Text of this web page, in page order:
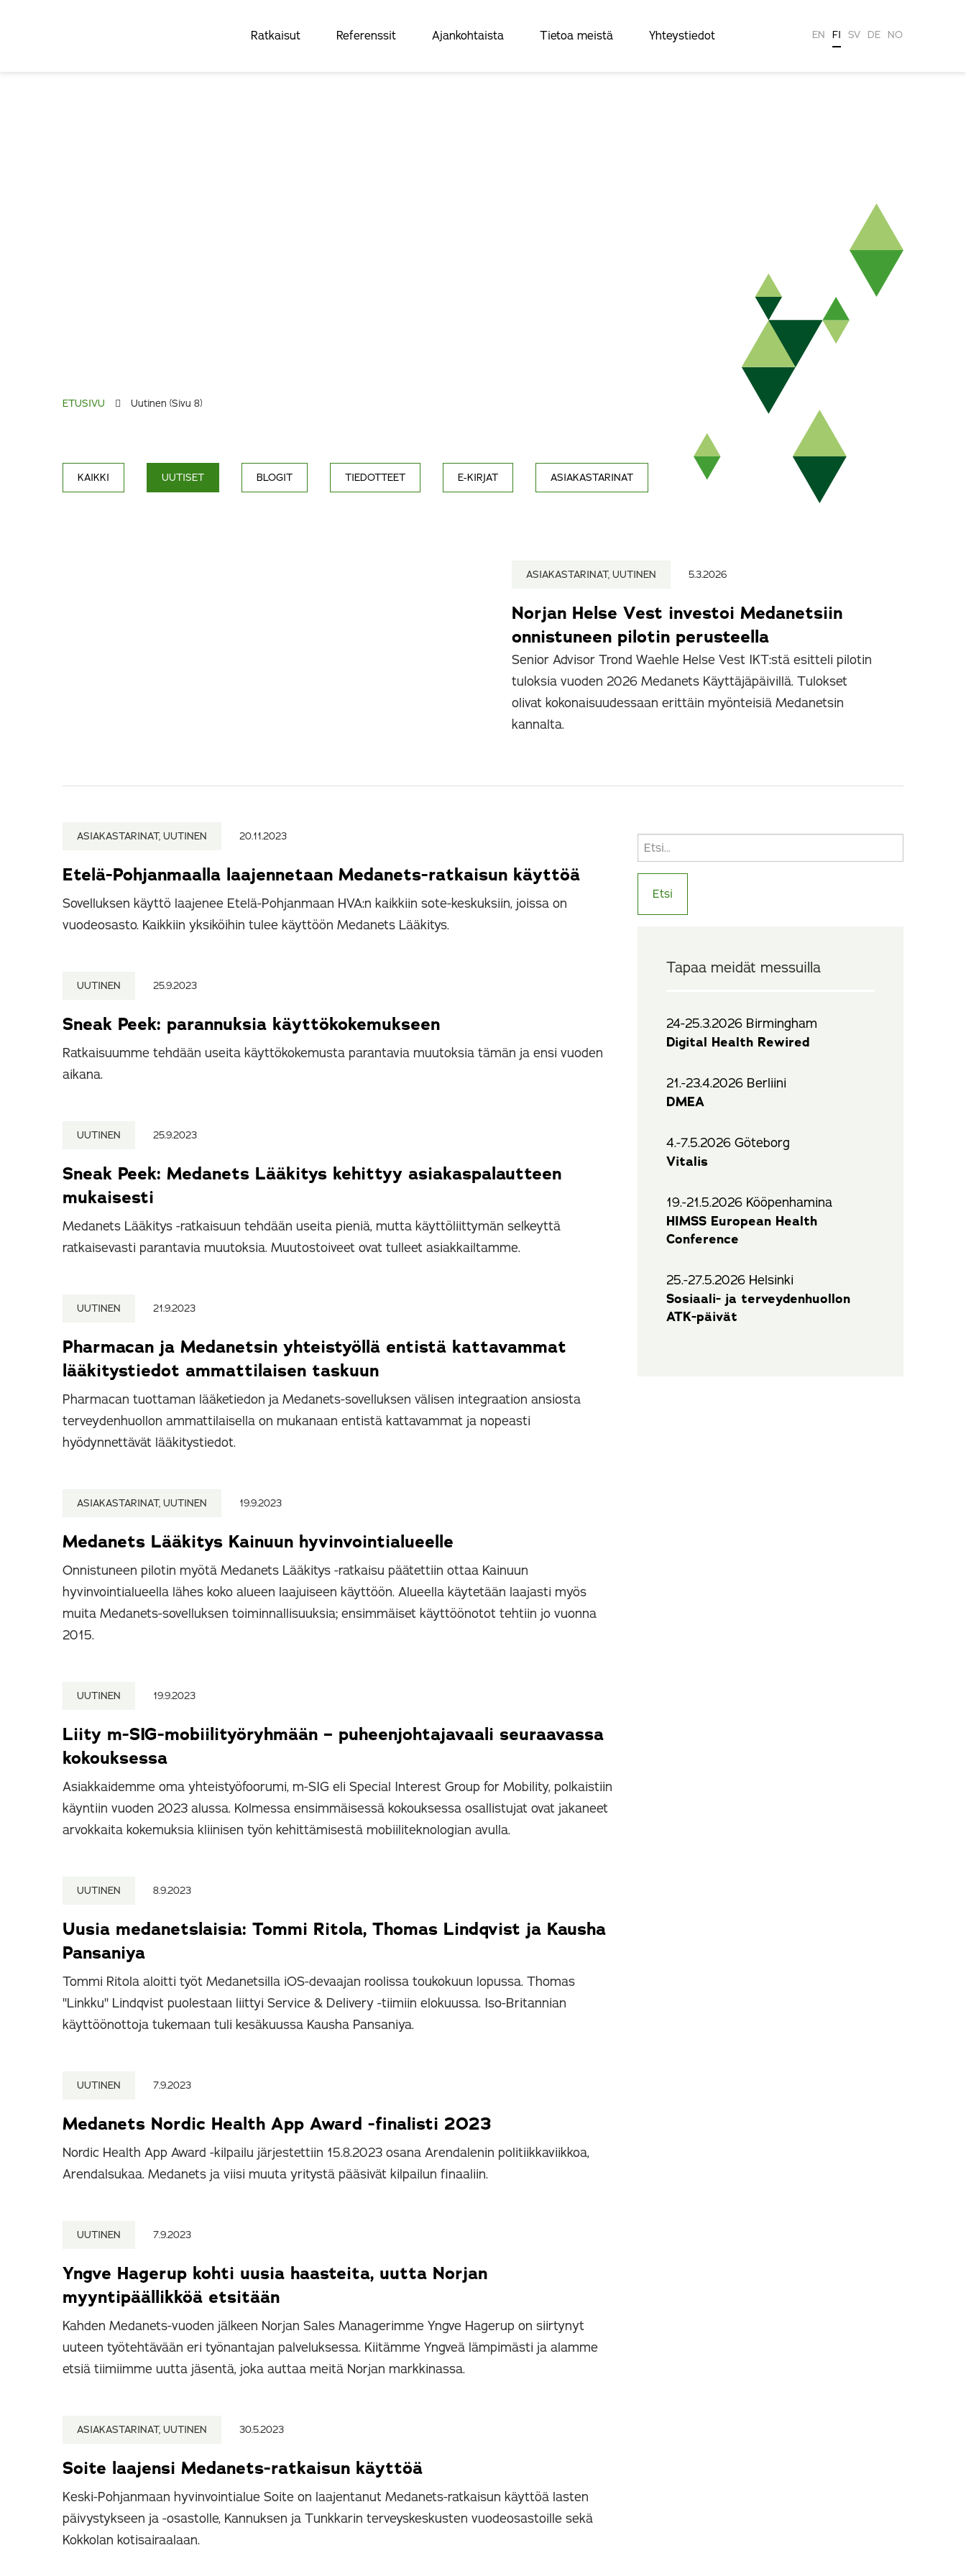
Ratkaisut Referenssit Ajankohtaista Tietoa meistä Yhteystiedot EN FI SV DE NO
ETUSIVU Uutinen (Sivu 8)
KAIKKI UUTISET BLOGIT TIEDOTTEET E-KIRJAT ASIAKASTARINAT
ASIAKASTARINAT, UUTINEN 5.3.2026
Norjan Helse Vest investoi Medanetsiin
onnistuneen pilotin perusteella
Senior Advisor Trond Waehle Helse Vest IKT:stä esitteli pilotin
tuloksia vuoden 2026 Medanets Käyttäjäpäivillä. Tulokset
olivat kokonaisuudessaan erittäin myönteisiä Medanetsin
kannalta.
ASIAKASTARINAT, UUTINEN 20.11.2023
Etelä-Pohjanmaalla laajennetaan Medanets-ratkaisun käyttöä
Sovelluksen käyttö laajenee Etelä-Pohjanmaan HVA:n kaikkiin sote-keskuksiin, joissa on
vuodeosasto. Kaikkiin yksiköihin tulee käyttöön Medanets Lääkitys.
UUTINEN 25.9.2023
Sneak Peek: parannuksia käyttökokemukseen
Ratkaisuumme tehdään useita käyttökokemusta parantavia muutoksia tämän ja ensi vuoden
aikana.
UUTINEN 25.9.2023
Sneak Peek: Medanets Lääkitys kehittyy asiakaspalautteen
mukaisesti
Medanets Lääkitys -ratkaisuun tehdään useita pieniä, mutta käyttöliittymän selkeyttä
ratkaisevasti parantavia muutoksia. Muutostoiveet ovat tulleet asiakkailtamme.
UUTINEN 21.9.2023
Pharmacan ja Medanetsin yhteistyöllä entistä kattavammat
lääkitystiedot ammattilaisen taskuun
Pharmacan tuottaman lääketiedon ja Medanets-sovelluksen välisen integraation ansiosta
terveydenhuollon ammattilaisella on mukanaan entistä kattavammat ja nopeasti
hyödynnettävät lääkitystiedot.
ASIAKASTARINAT, UUTINEN 19.9.2023
Medanets Lääkitys Kainuun hyvinvointialueelle
Onnistuneen pilotin myötä Medanets Lääkitys -ratkaisu päätettiin ottaa Kainuun
hyvinvointialueella lähes koko alueen laajuiseen käyttöön. Alueella käytetään laajasti myös
muita Medanets-sovelluksen toiminnallisuuksia; ensimmäiset käyttöönotot tehtiin jo vuonna
2015.
UUTINEN 19.9.2023
Liity m-SIG-mobiilityöryhmään – puheenjohtajavaali seuraavassa
kokouksessa
Asiakkaidemme oma yhteistyöfoorumi, m-SIG eli Special Interest Group for Mobility, polkaistiin
käyntiin vuoden 2023 alussa. Kolmessa ensimmäisessä kokouksessa osallistujat ovat jakaneet
arvokkaita kokemuksia kliinisen työn kehittämisestä mobiiliteknologian avulla.
UUTINEN 8.9.2023
Uusia medanetslaisia: Tommi Ritola, Thomas Lindqvist ja Kausha
Pansaniya
Tommi Ritola aloitti työt Medanetsilla iOS-devaajan roolissa toukokuun lopussa. Thomas
"Linkku" Lindqvist puolestaan liittyi Service & Delivery -tiimiin elokuussa. Iso-Britannian
käyttöönottoja tukemaan tuli kesäkuussa Kausha Pansaniya.
UUTINEN 7.9.2023
Medanets Nordic Health App Award -finalisti 2023
Nordic Health App Award -kilpailu järjestettiin 15.8.2023 osana Arendalenin politiikkaviikkoa,
Arendalsukaa. Medanets ja viisi muuta yritystä pääsivät kilpailun finaaliin.
UUTINEN 7.9.2023
Yngve Hagerup kohti uusia haasteita, uutta Norjan
myyntipäällikköä etsitään
Kahden Medanets-vuoden jälkeen Norjan Sales Managerimme Yngve Hagerup on siirtynyt
uuteen työtehtävään eri työnantajan palveluksessa. Kiitämme Yngveä lämpimästi ja alamme
etsiä tiimiimme uutta jäsentä, joka auttaa meitä Norjan markkinassa.
ASIAKASTARINAT, UUTINEN 30.5.2023
Soite laajensi Medanets-ratkaisun käyttöä
Keski-Pohjanmaan hyvinvointialue Soite on laajentanut Medanets-ratkaisun käyttöä lasten
päivystykseen ja -osastolle, Kannuksen ja Tunkkarin terveyskeskusten vuodeosastoille sekä
Kokkolan kotisairaalaan.
Tapaa meidät messuilla
24-25.3.2026 Birmingham
Digital Health Rewired
21.-23.4.2026 Berliini
DMEA
4.-7.5.2026 Göteborg
Vitalis
19.-21.5.2026 Kööpenhamina
HIMSS European Health
Conference
25.-27.5.2026 Helsinki
Sosiaali- ja terveydenhuollon
ATK-päivät